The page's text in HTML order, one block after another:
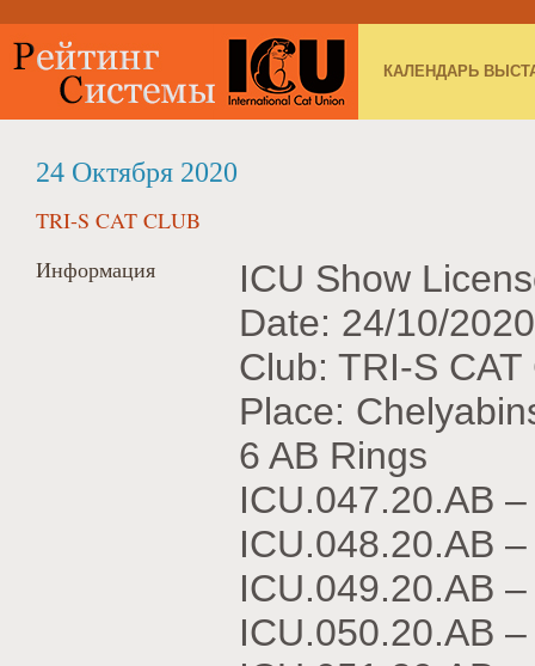
КАЛЕНДАРЬ
24 Октября 2020
TRI-S CAT CLUB
Информация
ICU Show
Date: 24/10/2020
Club: TRI-S
Place:
6 AB Rings
ICU.047.20.АВ –
ICU.048.20.АВ –
ICU.049.20.АВ
ICU.050.20.АВ –